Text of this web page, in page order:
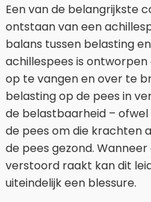
Een van de belangrijkste
ontstaan van een
balans tussen belasting
achillespees is
op te vangen en over te
belasting op de pees in
de belastbaarheid –
de pees om die krachten
de pees gezond.
verstoord raakt kan dit
uiteindelijk een blessure.